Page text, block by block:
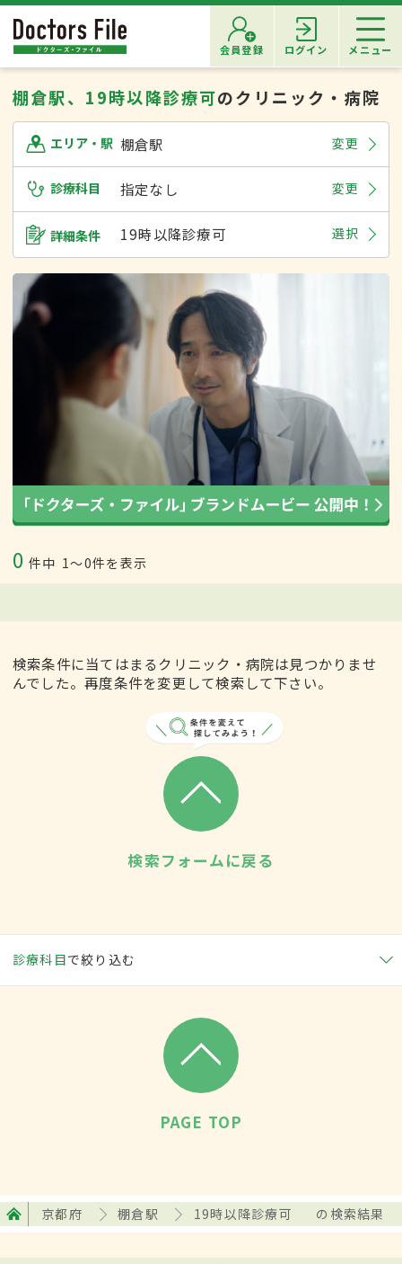
会員登録 ログイン メニュー
棚倉駅、19時以降診療可のクリニック・病院
エリア・駅 棚倉駅 変更
診療科目 指定なし 変更
詳細条件 19時以降診療可 選択
0 件中 1〜0件を表示
検索条件に当てはまるクリニック・病院は見つかりませ
んでした。再度条件を変更して検索して下さい。
検索フォームに戻る
診療科目で絞り込む
PAGE TOP
京都府 棚倉駅 19時以降診療可 の検索結果